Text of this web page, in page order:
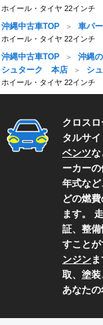
ホイール・タイヤ 22インチ
沖縄中古車TOP 車パ
ホイール・タイヤ 22インチ
沖縄中古車TOP 沖縄
シュターク 本店
シ
ホイール・タイヤ 22インチ
クロス
タルサイ
ベンツな
ーカー
年式など
どの燃
ます。
証、整
すことが
ンジン
取、塗
あなたの